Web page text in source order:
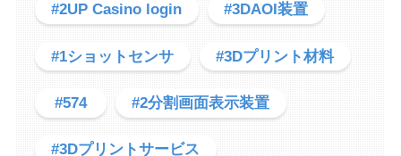
#2UP Casino login #3DAOI装置
#1ショットセンサ #3Dプリント材料
#574 #2分割画面表示装置
#3Dプリントサービス